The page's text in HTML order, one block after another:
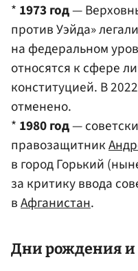
* 1973 год—
против Уэйда»
на федеральном
относятся к сфере
конституцией. В
отменено.
* 1980 год—
правозащитник
в город Горький
за критику ввода
вАфганистан.
Дни рождения и